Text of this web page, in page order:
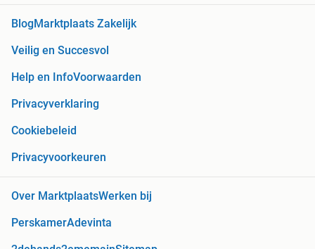
BlogMarktplaats Zakelijk
Veilig en Succesvol
Help en InfoVoorwaarden
Privacyverklaring
Cookiebeleid
Privacyvoorkeuren
Over MarktplaatsWerken bij
PerskamerAdevinta